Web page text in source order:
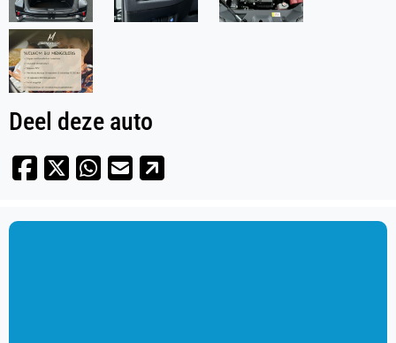
Deel deze auto